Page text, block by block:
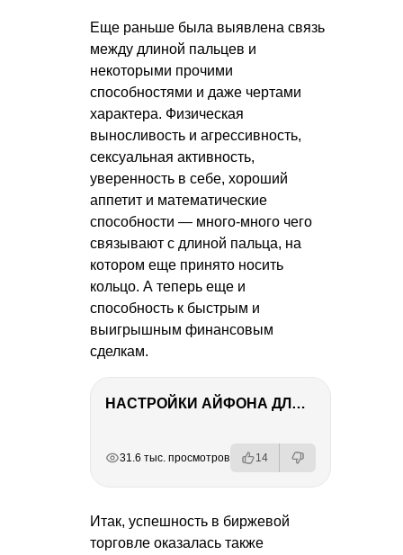
Еще раньше была выявлена связь
между длиной пальцев и
некоторыми прочими
способностями и даже чертами
характера. Физическая
выносливость и агрессивность,
сексуальная активность,
уверенность в себе, хороший
аппетит и математичеcкие
способности — много-много чего
связывают с длиной пальца, на
котором еще принято носить
кольцо. А теперь еще и
способность к быстрым и
выигрышным финансовым
сделкам.
НАСТРОЙКИ АЙФОНА ДЛЯ ФОТО И ВИДЕО
31.6 тыс. просмотров 14
Итак, успешность в биржевой
торговле оказалась также